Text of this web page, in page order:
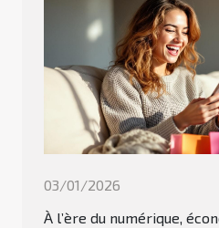
03/01/2026
À l’ère du numérique,